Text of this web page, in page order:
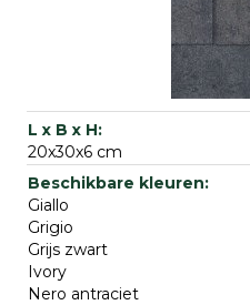
20x30x6 cm
Giallo
Grigio
Grijs zwart
Ivory
Nero antraciet